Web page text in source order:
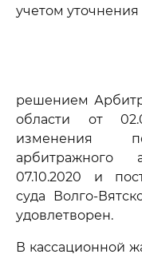
учетом уточнения
решением
области от
изменения
арбитражного
07.10.2020 и
суда Волго-
удовлетворен.
В кассационной